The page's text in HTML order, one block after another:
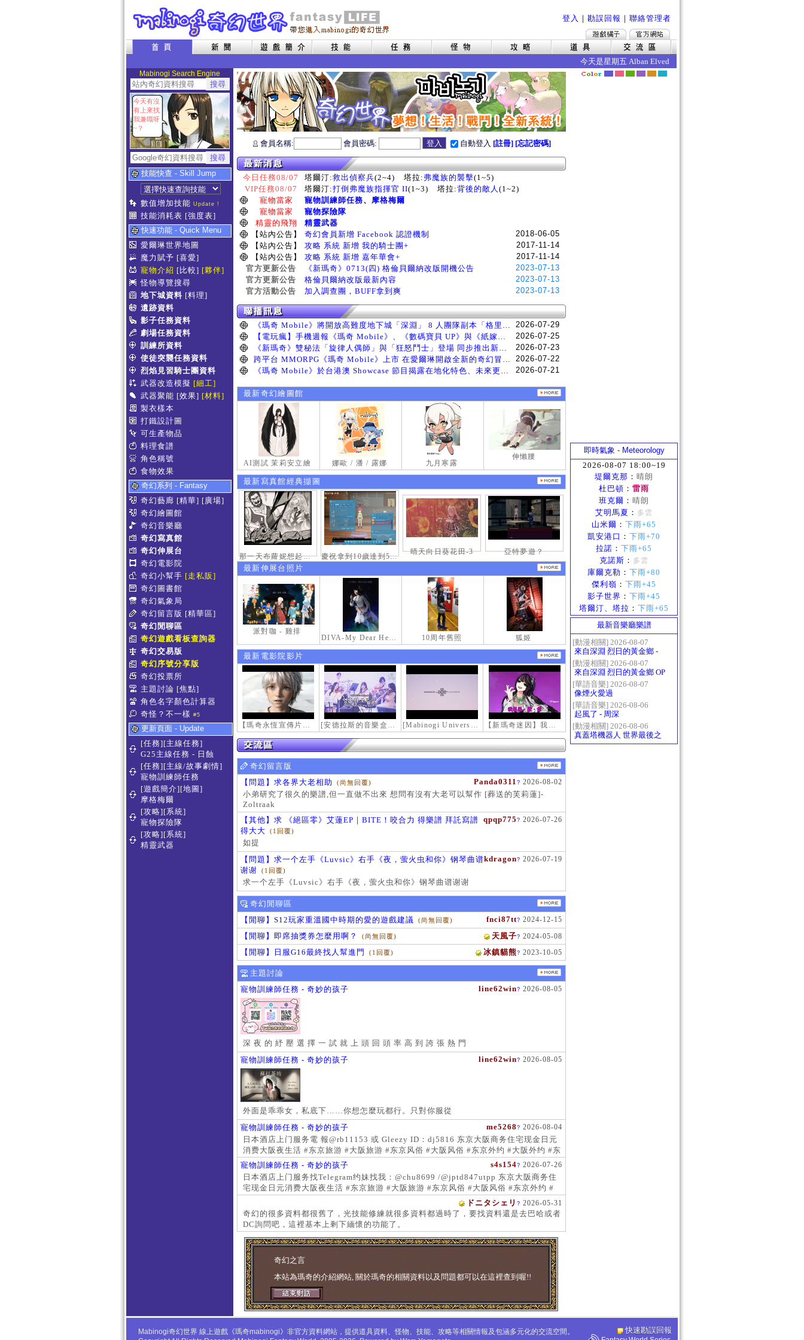
登入 ｜ 勘誤回報 ｜ 聯絡管理者
今天是星期五 Alban Elved 愛爾琳秋收 今日的效果如下 ‧死亡
Mabinogi Search Engine
今天有沒
有上來找
我兼職呀
~？
技能快查 - Skill Jump
數值增加技能 Update !
技能消耗表 [強度表]
快速功能 - Quick Menu
愛爾琳世界地圖
魔力賦予 [喜愛]
寵物介紹 [比較] [夥伴]
怪物導覽搜尋
地下城資料 [料理]
遺跡資料
影子任務資料
劇場任務資料
訓練所資料
使徒突襲任務資料
烈焰見習騎士團資料
武器改造模擬 [細工]
武器聚能 [效果] [材料]
製衣樣本
打鐵設計圖
可生產物品
料理食譜
角色稱號
食物效果
奇幻系列 - Fantasy
奇幻藝廊 [精華] [廣場]
奇幻繪圖館
奇幻音樂廳
奇幻寫真館
奇幻伸展台
奇幻電影院
奇幻小幫手 [走私販]
奇幻圖書館
奇幻氣象局
奇幻留言版 [精華區]
奇幻閒聊區
奇幻遊戲看板查詢器
奇幻交易版
奇幻序號分享版
奇幻投票所
主題討論 [焦點]
角色名字顏色計算器
奇怪？不一樣 #5
更新頁面 - Update
[任務][主線任務]
G25主線任務 - 日蝕
[任務][主線/故事劇情]
寵物訓練師任務
[遊戲簡介][地圖]
摩格梅爾
[攻略][系統]
寵物探險隊
[攻略][系統]
精靈武器
會員名稱: 會員密碼: 自動登入 [註冊] [忘記密碼]
今日任務08/07 塔爾汀:救出偵察兵(2~4) 塔拉: 弗魔族的襲擊(1~5)
VIP任務08/07
塔爾汀:打倒弗魔族指揮官 II(1~3) 塔拉:背後的敵人 (1~2)
寵物當家
寵物訓練師任務、 摩格梅爾
寵物當家
寵物探險隊
精靈的飛翔
精靈武器
【站內公告】
奇幻會員新增 Facebook 認證機制
2018-06-05
【站內公告】
攻略 系統 新增 我的騎士團+
2017-11-14
【站內公告】
攻略 系統 新增 嘉年華會+
2017-11-14
官方更新公告
《新瑪奇》0713(四) 格倫貝爾納改版開機公告
2023-07-13
官方更新公告
格倫貝爾納改版最新內容
2023-07-13
官方活動公告
加入調查團，BUFF拿到爽 2023-07-13
《瑪奇 Mobile》將開放高難度地下城「深淵」 8 人團隊副本「格里斯貝恩」將於 8 月 5 日登場
2026-07-29
【電玩瘋】手機週報《瑪奇 Mobile》、《數碼寶貝 UP》與《紙嫁衣 9 羅浮夢》等遊戲
2026-07-25
《新瑪奇》雙秘法「旋律人偶師」與「狂怒鬥士」登場 同步推出新系統「神秘工坊」
2026-07-23
跨平台 MMORPG《瑪奇 Mobile》上市 在愛爾琳開啟全新的奇幻冒險生活
2026-07-22
《瑪奇 Mobile》於台港澳 Showcase 節目揭露在地化特色、未來更新計畫等內容 首次公開台灣動畫
2026-07-21
最新奇幻繪圖館
AI測試 茉莉安立繪 娜歐 / 潘 / 露娜 九月寒露
伸懶腰
最新寫真館經典擷圖
那一天布蘿妮想起老佛的奶油手 慶祝拿到10歲達到50級稱號紀念照
晴天向日葵花田-3 亞特夢遊？
最新伸展台照片
派對咖 - 雞排
DIVA-My Dear Heroine- 10周年舊照 狐姬
最新電影院影片
【瑪奇永恆宣傳片】最初的感動 [安德拉斯的音樂盒｜靈魂的音樂盒] Mabinogi OST - Music Box of the Soul | Crossover COVER [Mabinogi Universe] 謝謝你來到這個世界... 【新瑪奇迷因】我更喜歡你
奇幻留言版
Panda0311 ? 2026-08-02
【問題】求各界大老相助 (尚無回覆)
小弟研究了很久的樂譜,但一直做不出來 想問有沒有大老可以幫作 [葬送的芙莉蓮]-
Zoltraak
qpqp775 ? 2026-07-26
【其他】求 《絕區零》艾蓮EP｜BITE！咬合力 得樂譜 拜託寫譜
得大大
(1回覆)
如提
kdragon? 2026-07-19
【問題】求一个左手《Luvsic》右手《夜，萤火虫和你》钢琴曲谱
谢谢
(1回覆)
求一个左手《Luvsic》右手《夜，萤火虫和你》钢琴曲谱谢谢
奇幻閒聊區
fnci87tt? 2024-12-15
【閒聊】S12玩家重溫國中時期的愛的遊戲建議 (尚無回覆)
天風子? 2024-05-08
【閒聊】即席抽獎券怎麼用啊？ (尚無回覆)
冰鎮貓熊? 2023-10-05
【閒聊】日服G16最終找人幫進門 (1回覆)
主題討論
line62win? 2026-08-05
寵物訓練師任務 - 奇妙的孩子
深 夜 的 紓 壓 選 擇 一 試 就 上 頭 回 頭 率 高 到 誇 張 熱 門
line62win? 2026-08-05
寵物訓練師任務 - 奇妙的孩子
外面是乖乖女，私底下……你想怎麼玩都行。只對你服從
me5268 ? 2026-08-04
寵物訓練師任務 - 奇妙的孩子
日本酒店上门服务電 報@rb11153 或 Gleezy ID：dj5816 东京大阪商务住宅现金日元
消费大阪夜生活 #东京旅游 #大阪旅游 #东京风俗 #大阪风俗 #东京外约 #大阪外约 #东
京上门服务 #大阪上门服务新宿风俗 #梅田风俗 #歌舞伎町 #日本女孩 #大阪女孩 #日
本萝莉 #大阪萝莉 #日本学生妹
s4s154? 2026-07-26
寵物訓練師任務 - 奇妙的孩子
日本酒店上门服务找Telegram约妹找我：@chu8699 /@jptd847utpp 东京大阪商务住
宅现金日元消费大阪夜生活 #东京旅游 #大阪旅游 #东京风俗 #大阪风俗 #东京外约 #
大阪外约 #东京上门服务 #大阪上门服务新宿风俗 #梅田风俗 #歌舞伎町 #心斋桥风俗
#日本女孩 #大阪女孩 #日本萝莉 #大阪萝莉 #日本学生妹
ドニタシェリ ? 2026-05-31
奇幻的很多資料都很舊了，光技能修練就很多資料都過時了，要找資料還是去巴哈或者
DC詢問吧，這裡基本上剩下緬懷的功能了。
奇幻之言
本站為瑪奇的介紹網站, 關於瑪奇的相關資料以及問題都可以在這裡查到喔!!
即時氣象 - Meteorology
2026-08-07 18:00~19
堤爾克那 ： 晴朗
杜巴頓 ： 雷雨
班克爾 ： 晴朗
艾明馬夏 ： 多雲
山米爾 ： 下雨+65
凱安港口 ： 下雨+70
拉諾 ： 下雨+65
克諾斯 ： 多雲
庫爾克勒 ： 下雨+80
傑利嶺 ： 下雨+45
影子世界 ： 下雨+45
塔爾汀、塔拉 ： 下雨+65
最新音樂廳樂譜
[動漫相關] 2026-08-07
來自深淵 烈日的黃金鄉 -
Gravity
[動漫相關] 2026-08-07
來自深淵 烈日的黃金鄉 OP
- かたち(Katachi)
[華語音樂] 2026-08-07
像煙火愛過
[華語音樂] 2026-08-06
起風了 - 周深
[動漫相關] 2026-08-06
真蓋塔機器人 世界最後之
日OP2 HEATS
Mabinogi奇幻世界 線上遊戲《瑪奇mabinogi》非官方資料網站，提供道具資料、怪物、技能、攻略等相關情報及包涵多元化的交流空間。
快速勘誤回報